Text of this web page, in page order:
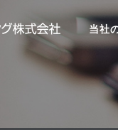
当社